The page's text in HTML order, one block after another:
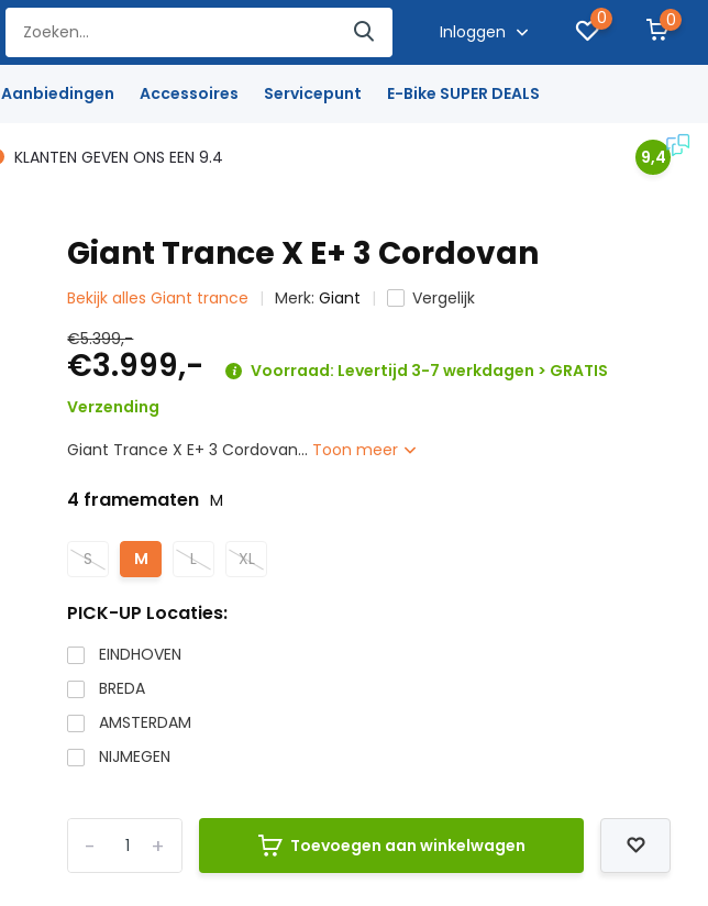
Inloggen
0 0
Aanbiedingen Accessoires Servicepunt E-Bike SUPER DEALS
KLANTEN GEVEN ONS EEN 9.4 9,4
Giant Trance X E+ 3 Cordovan
Bekijk alles Giant trance Merk:Giant
Vergelijk
€5.399,-
€3.999,-
Voorraad: Levertijd 3-7 werkdagen > GRATIS
Verzending
Giant Trance X E+ 3 Cordovan... Toon meer
4 framematen M
S M L XL
PICK-UP Locaties:
EINDHOVEN
BREDA
AMSTERDAM
NIJMEGEN
+
- Toevoegen aan winkelwagen